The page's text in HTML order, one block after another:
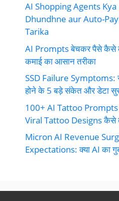
AI Shopping Agents
Dhundhne aur Auto-
Tarika
AI Prompts बेचकर पैसे कैसे
कमाई का आसान तरीका
SSD Failure Symptoms:
होने के 5 बड़े संकेत और डेटा
100+ AI Tattoo
Viral Tattoo Designs कैसे
Micron AI Revenue
Expectations: क्या AI का